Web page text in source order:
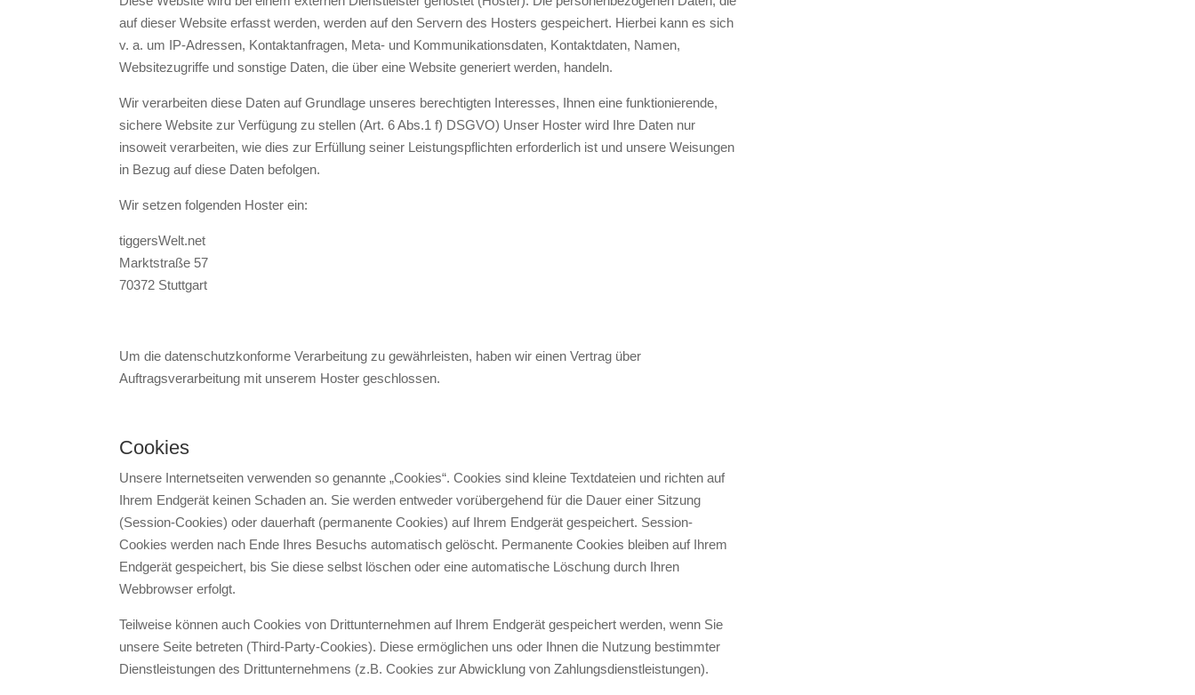
auf dieser Website erfasst werden, werden auf den Servern des Hosters gespeichert. Hierbei kann es sich
v. a. um IP-Adressen, Kontaktanfragen, Meta- und Kommunikationsdaten, Kontaktdaten, Namen,
Websitezugriffe und sonstige Daten, die über eine Website generiert werden, handeln.
Wir verarbeiten diese Daten auf Grundlage unseres berechtigten Interesses, Ihnen eine funktionierende,
sichere Website zur Verfügung zu stellen (Art. 6 Abs.1 f) DSGVO) Unser Hoster wird Ihre Daten nur
insoweit verarbeiten, wie dies zur Erfüllung seiner Leistungspflichten erforderlich ist und unsere Weisungen
in Bezug auf diese Daten befolgen.
Wir setzen folgenden Hoster ein:
tiggersWelt.net
Marktstraße 57
70372 Stuttgart
Um die datenschutzkonforme Verarbeitung zu gewährleisten, haben wir einen Vertrag über
Auftragsverarbeitung mit unserem Hoster geschlossen.
Cookies
Unsere Internetseiten verwenden so genannte „Cookies“. Cookies sind kleine Textdateien und richten auf
Ihrem Endgerät keinen Schaden an. Sie werden entweder vorübergehend für die Dauer einer Sitzung
(Session-Cookies) oder dauerhaft (permanente Cookies) auf Ihrem Endgerät gespeichert. Session-
Cookies werden nach Ende Ihres Besuchs automatisch gelöscht. Permanente Cookies bleiben auf Ihrem
Endgerät gespeichert, bis Sie diese selbst löschen oder eine automatische Löschung durch Ihren
Webbrowser erfolgt.
Teilweise können auch Cookies von Drittunternehmen auf Ihrem Endgerät gespeichert werden, wenn Sie
unsere Seite betreten (Third-Party-Cookies). Diese ermöglichen uns oder Ihnen die Nutzung bestimmter
Dienstleistungen des Drittunternehmens (z.B. Cookies zur Abwicklung von Zahlungsdienstleistungen).